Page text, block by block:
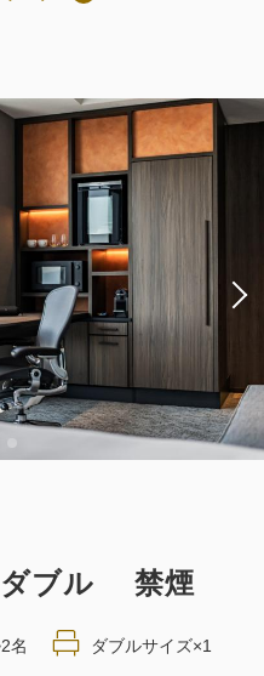
税・サービス料込
会員価格 54,348
大人
税・サービス料込
57,210
決済
詳細 今すぐ予約
ブル 禁煙
名 ダブルサイズ×1